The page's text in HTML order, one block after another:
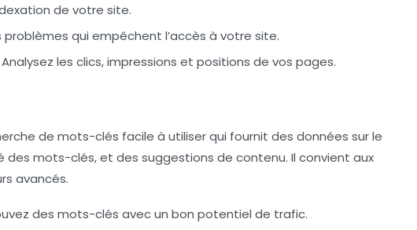
de votre site.
problèmes qui empêchent l’accès à votre site.
Analysez les clics, impressions et positions de vos pages.
de mots-clés facile à utiliser qui fournit des données sur le
des mots-clés, et des suggestions de contenu. Il convient aux
avancés.
des mots-clés avec un bon potentiel de trafic.